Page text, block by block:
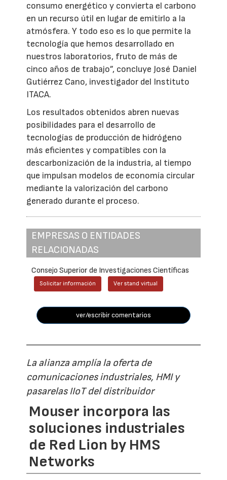
consumo energético y convierta el carbono
en un recurso útil en lugar de emitirlo a la
atmósfera. Y todo eso es lo que permite la
tecnología que hemos desarrollado en
nuestros laboratorios, fruto de más de
cinco años de trabajo”, concluye José Daniel
Gutiérrez Cano, investigador del Instituto
ITACA.
Los resultados obtenidos abren nuevas
posibilidades para el desarrollo de
tecnologías de producción de hidrógeno
más eficientes y compatibles con la
descarbonización de la industria, al tiempo
que impulsan modelos de economía circular
mediante la valorización del carbono
generado durante el proceso.
EMPRESAS O ENTIDADES
RELACIONADAS
Consejo Superior de Investigaciones Científicas
Solicitar información Ver stand virtual
ver/escribir comentarios
La alianza amplía la oferta de
comunicaciones industriales, HMI y
pasarelas IIoT del distribuidor
Mouser incorpora las
soluciones industriales
de Red Lion by HMS
Networks